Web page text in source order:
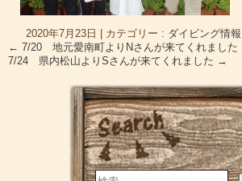
2020年7月23日 カテゴリー : ダイビング情報
← 7/20 地元愛南町よりNさんが来てくれました
7/24 県内松山よりSさんが来てくれました →